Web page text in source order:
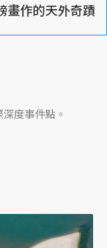
畫作的天外奇蹟
度事件點。